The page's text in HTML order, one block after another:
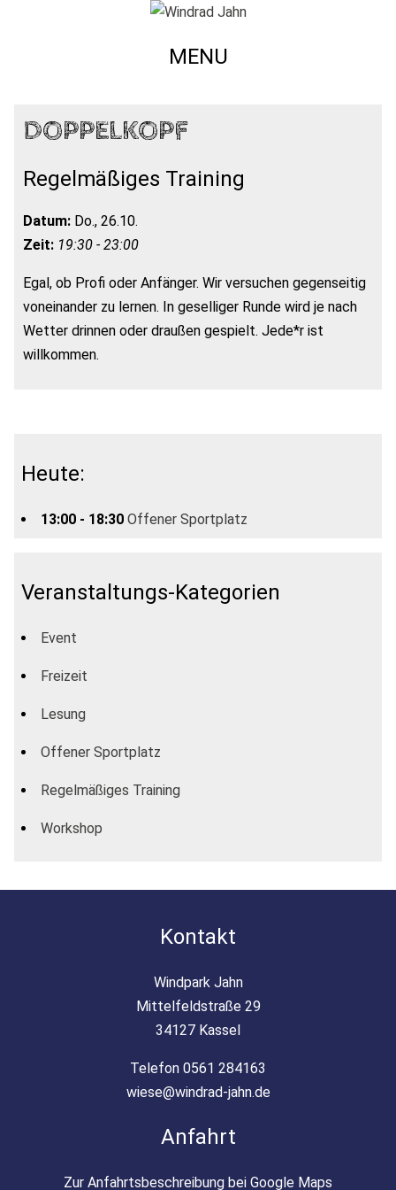
MENU
DOPPELKOPF
Regelmäßiges Training
Datum: Do., 26.10.
Zeit: 19:30 - 23:00
Egal, ob Profi oder Anfänger. Wir versuchen gegenseitig
voneinander zu lernen. In geselliger Runde wird je nach
Wetter drinnen oder draußen gespielt. Jede*r ist
willkommen.
Heute:
13:00 - 18:30 Offener Sportplatz
Veranstaltungs-Kategorien
Event
Freizeit
Lesung
Offener Sportplatz
Regelmäßiges Training
Workshop
Kontakt
Windpark Jahn
Mittelfeldstraße 29
34127 Kassel
Telefon 0561 284163
wiese@windrad-jahn.de
Anfahrt
Zur Anfahrtsbeschreibung bei Google Maps